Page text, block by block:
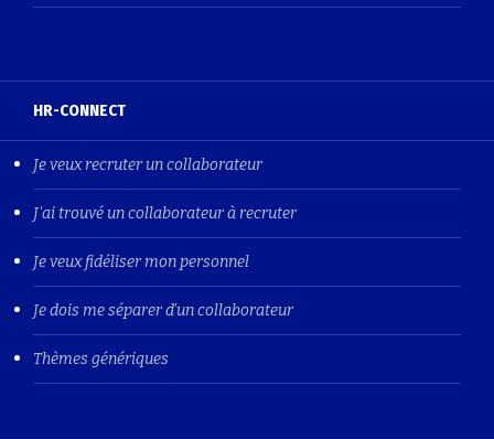
HR-CONNECT
Je veux recruter un collaborateur
J'ai trouvé un collaborateur à recruter
Je veux fidéliser mon personnel
Je dois me séparer d'un collaborateur
Thèmes génériques